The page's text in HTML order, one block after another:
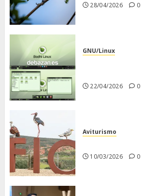
28/04/2026 0
GNU/Linux
22/04/2026 0
Aviturismo
10/03/2026 0